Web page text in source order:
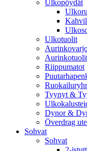
Ulkopöydät
Ulkotuolit
Riippumatot
Tyynyt &
Dynor &
Överdrag
Sohvat
Sohvat